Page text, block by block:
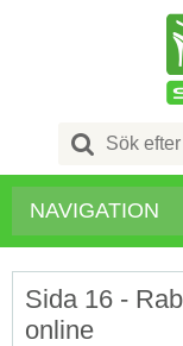
Search
for:
NAVIGATION
Sida 16 -
online